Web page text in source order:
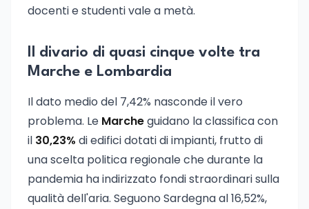
docenti e studenti vale a metà.
Il divario di quasi cinque volte tra
Marche e Lombardia
Il dato medio del 7,42% nasconde il vero
problema. Le Marcheguidano la classifica con
il 30,23% di edifici dotati di impianti, frutto di
una scelta politica regionale che durante la
pandemia ha indirizzato fondi straordinari sulla
qualità dell'aria. Seguono Sardegna al 16,52%,